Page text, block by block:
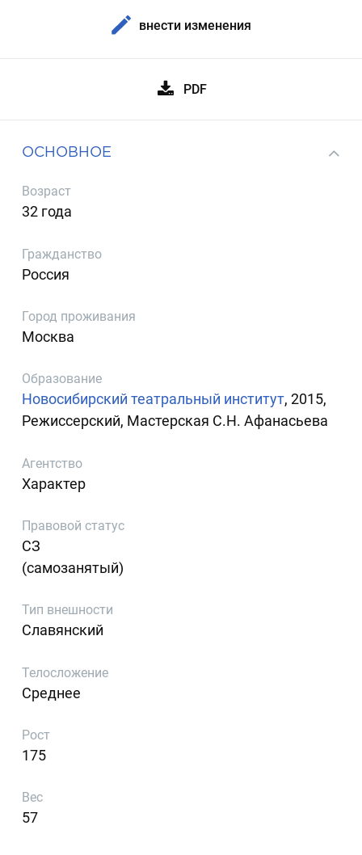
внести изменения
PDF
ОСНОВНОЕ
Возраст
32 года
Гражданство
Россия
Город проживания
Москва
Образование
Новосибирский театральный институт, 2015,
Режиссерский, Мастерская С.Н. Афанасьева
Агентство
Характер
Правовой статус
СЗ
(самозанятый)
Тип внешности
Славянский
Телосложение
Среднее
Рост
175
Вес
57